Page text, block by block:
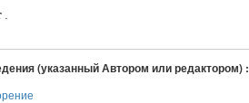
(указанный Автором или редактором) :